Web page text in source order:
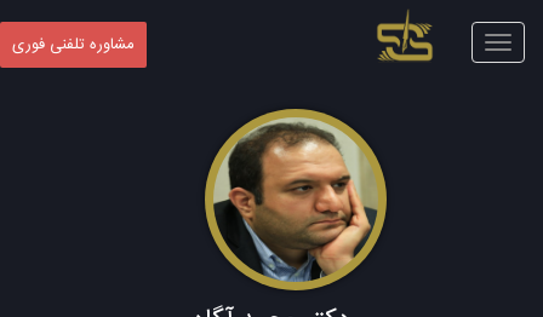
Toggle
navigation
مشاوره تلفنی فوری